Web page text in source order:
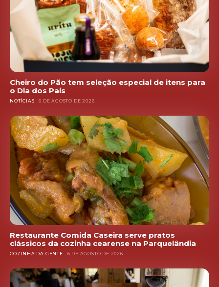
Cheiro do Pão tem seleção especial de itens para
o Dia dos Pais
NOTÍCIAS 6 DE AGOSTO DE 2026
Restaurante Comida Caseira serve pratos
clássicos da cozinha cearense na Parquelândia
COZINHA DA GENTE 6 DE AGOSTO DE 2026